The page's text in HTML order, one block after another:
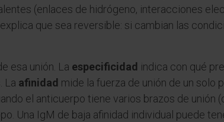
(enlaces de hidrógeno, interacciones
que sea reversible: si cambian las
esa unión. La especificidad indica con qué
La afinidad mide la fuerza de unión de un solo
el anticuerpo tiene varios brazos de unión
Una IgM de baja afinidad individual puede